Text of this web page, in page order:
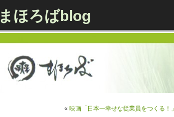
まほろばblog
« 映画「日本一幸せな従業員をつくる！」